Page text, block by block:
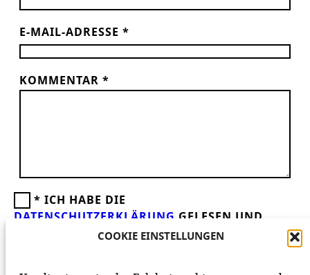
COOKIE EINSTELLUNGEN
E-MAIL-ADRESSE *
KOMMENTAR *
* ICH HABE DIE
DATENSCHUTZERKLÄRUNG GELESEN UND
AKZEPTIERE DIESE.WIR FREUEN UNS ÜBER